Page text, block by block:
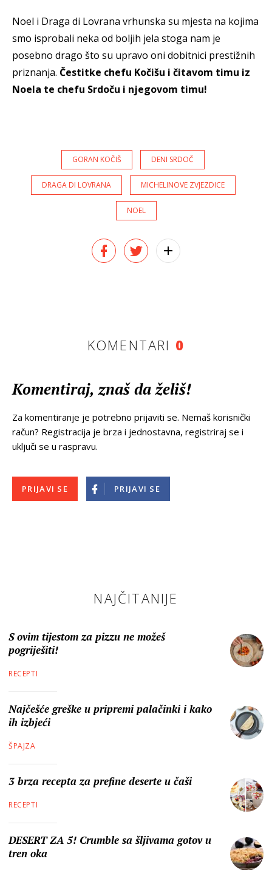
Noel i Draga di Lovrana vrhunska su mjesta na kojima
smo isprobali neka od boljih jela stoga nam je
posebno drago što su upravo oni dobitnici prestižnih
priznanja. Čestitke chefu Kočišu i čitavom timu iz
Noela te chefu Srdoču i njegovom timu!
GORAN KOČIŠ DENI SRDOČ
DRAGA DI LOVRANA MICHELINOVE ZVJEZDICE
NOEL
KOMENTARI 0
Komentiraj, znaš da želiš!
Za komentiranje je potrebno prijaviti se. Nemaš korisnički
račun? Registracija je brza i jednostavna, registriraj se i
uključi se u raspravu.
PRIJAVI SE PRIJAVI SE
NAJČITANIJE
S ovim tijestom za pizzu ne možeš
pogriješiti!
RECEPTI
Najčešće greške u pripremi palačinki i kako
ih izbjeći
ŠPAJZA
3 brza recepta za prefine deserte u čaši
RECEPTI
DESERT ZA 5! Crumble sa šljivama gotov u
tren oka